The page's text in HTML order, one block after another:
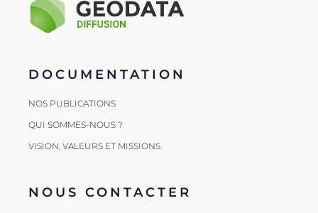
DOCUMENTATION
NOS PUBLICATIONS
QUI SOMMES-NOUS ?
VISION, VALEURS ET MISSIONS
NOUS CONTACTER